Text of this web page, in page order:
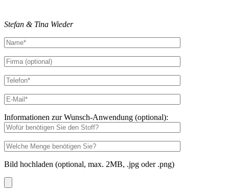
Stefan & Tina Wieder
Informationen zur Wunsch-Anwendung (optional):
Bild hochladen (optional, max. 2MB, .jpg oder .png)